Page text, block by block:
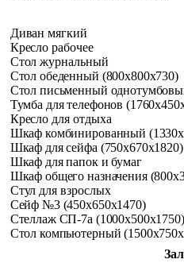
Диван мягкий
Кресло рабочее
Стол журнальный
Стол обеденный (800x800x730)
Стол письменный
Тумба для телефонов
Кресло для отдыха
Шкаф комбинированный
Шкаф для сейфа (750x670x1820)
Шкаф для папок и бумаг
Шкаф общего назначения
Стул для взрослых
Сейф №3 (450x650x1470)
Стеллаж СП-7а (1000x500x1750)
Стол компьютерный